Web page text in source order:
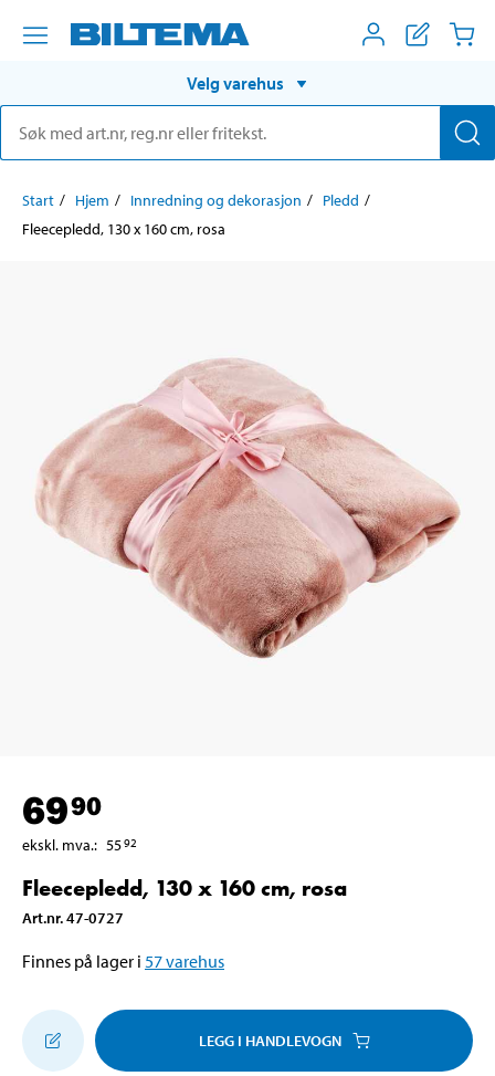
Velg varehus
Start Hjem Innredning og dekorasjon
Pledd
Fleecepledd, 130 x 160 cm, rosa
6990
ekskl. mva.: 5592
Fleecepledd, 130 x 160 cm, rosa
Art.nr.47-0727
Finnes på lager i 57varehus
LEGG I HANDLEVOGN